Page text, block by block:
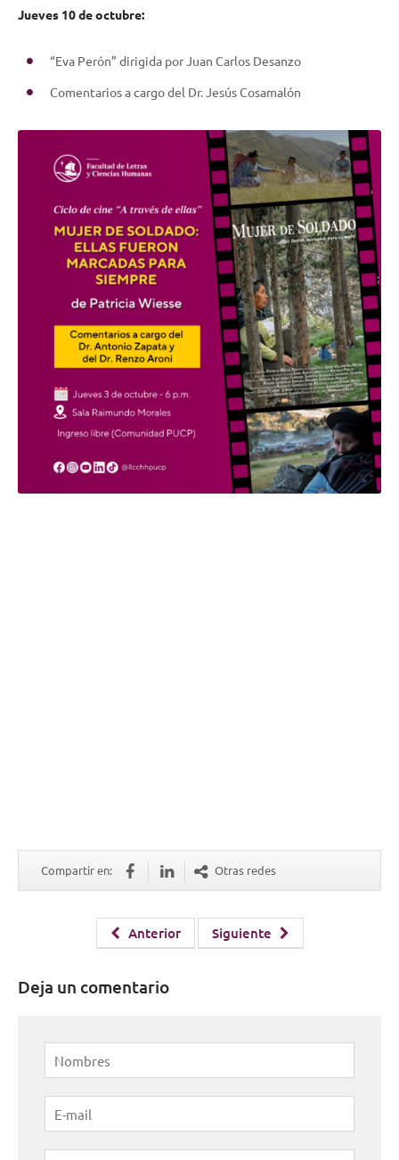
Jueves 10 de octubre:
“Eva Perón” dirigida por Juan Carlos Desanzo
Comentarios a cargo del Dr. Jesús Cosamalón
Compartir en: Otras redes
Anterior Siguiente
Deja un comentario